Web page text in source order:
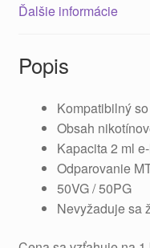
Ďalšie informácie
Popis
Kompatibilný
Obsah
Kapacita 2 ml
Odparovanie
50VG / 50PG
Nevyžaduje sa